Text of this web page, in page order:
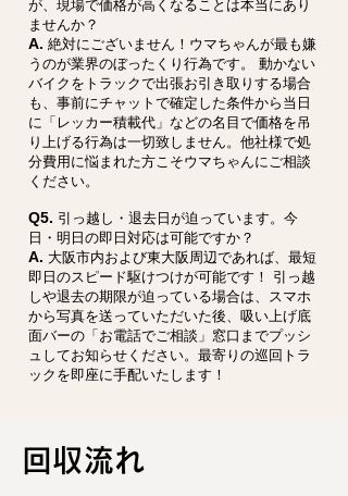
が、現場で価格が高くなることは本当にあり
ませんか？
A. 絶対にございません！ウマちゃんが最も嫌
うのが業界のぼったくり行為です。 動かない
バイクをトラックで出張お引き取りする場合
も、事前にチャットで確定した条件から当日
に「レッカー積載代」などの名目で価格を吊
り上げる行為は一切致しません。他社様で処
分費用に悩まれた方こそウマちゃんにご相談
ください。
Q5. 引っ越し・退去日が迫っています。今
日・明日の即日対応は可能ですか？
A. 大阪市内および東大阪周辺であれば、最短
即日のスピード駆けつけが可能です！ 引っ越
しや退去の期限が迫っている場合は、スマホ
から写真を送っていただいた後、吸い上げ底
面バーの「お電話でご相談」窓口までプッシ
ュしてお知らせください。最寄りの巡回トラ
ックを即座に手配いたします！
回収流れ